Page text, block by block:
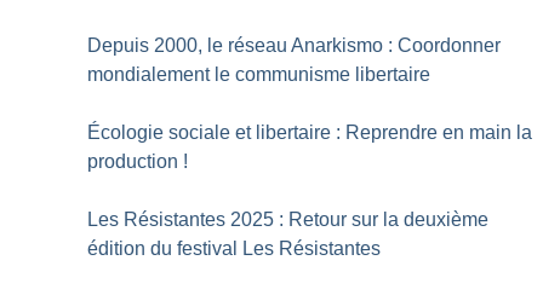
Depuis 2000, le réseau Anarkismo : Coordonner
mondialement le communisme libertaire
Écologie sociale et libertaire : Reprendre en main la
production !
Les Résistantes 2025 : Retour sur la deuxième
édition du festival Les Résistantes